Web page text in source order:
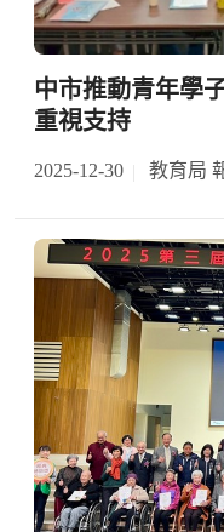
中市推動青年學
重視支持
2025-12-30 教育局